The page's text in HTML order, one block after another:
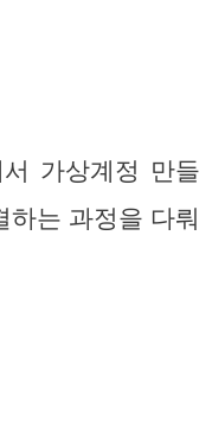
가상계정 만들
하는 과정을 다뤄